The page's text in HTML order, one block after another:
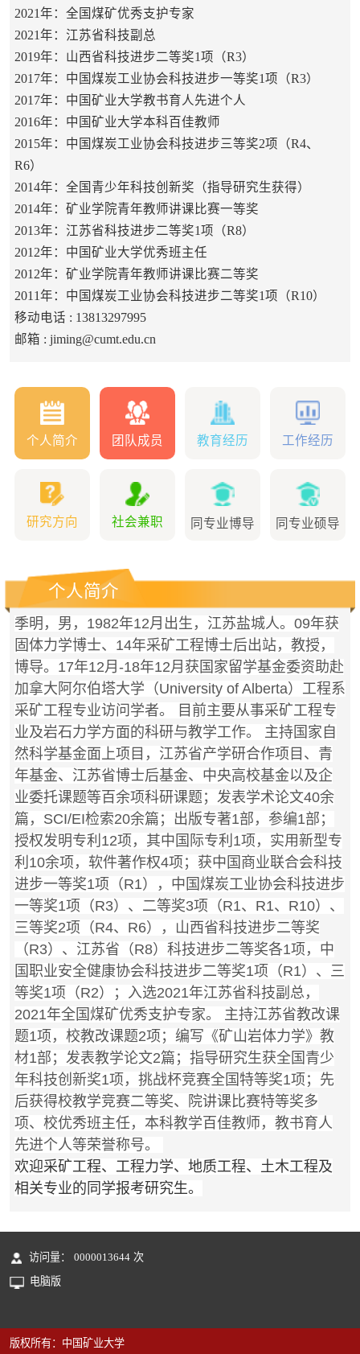
2021年：全国煤矿优秀支护专家
2021年：江苏省科技副总
2019年：山西省科技进步二等奖1项（R3）
2017年：中国煤炭工业协会科技进步一等奖1项（R3）
2017年：中国矿业大学教书育人先进个人
2016年：中国矿业大学本科百佳教师
2015年：中国煤炭工业协会科技进步三等奖2项（R4、
R6）
2014年：全国青少年科技创新奖（指导研究生获得）
2014年：矿业学院青年教师讲课比赛一等奖
2013年：江苏省科技进步二等奖1项（R8）
2012年：中国矿业大学优秀班主任
2012年：矿业学院青年教师讲课比赛二等奖
2011年：中国煤炭工业协会科技进步二等奖1项（R10）
移动电话 : 13813297995
邮箱 : jiming@cumt.edu.cn
个人简介 团队成员 教育经历 工作经历
研究方向 社会兼职 同专业博导 同专业硕导
个人简介
季明，男，1982年12月出生，江苏盐城人。09年获
固体力学博士、14年采矿工程博士后出站，教授，
博导。17年12月-18年12月获国家留学基金委资助赴
加拿大阿尔伯塔大学（University of Alberta）工程系
采矿工程专业访问学者。 目前主要从事采矿工程专
业及岩石力学方面的科研与教学工作。 主持国家自
然科学基金面上项目，江苏省产学研合作项目、青
年基金、江苏省博士后基金、中央高校基金以及企
业委托课题等百余项科研课题；发表学术论文40余
篇，SCI/EI检索20余篇；出版专著1部，参编1部；
授权发明专利12项，其中国际专利1项，实用新型专
利10余项，软件著作权4项；获中国商业联合会科技
进步一等奖1项（R1），中国煤炭工业协会科技进步
一等奖1项（R3）、二等奖3项（R1、R1、R10）、
三等奖2项（R4、R6），山西省科技进步二等奖
（R3）、江苏省（R8）科技进步二等奖各1项，中
国职业安全健康协会科技进步二等奖1项（R1）、三
等奖1项（R2）；入选2021年江苏省科技副总，
2021年全国煤矿优秀支护专家。 主持江苏省教改课
题1项，校教改课题2项；编写《矿山岩体力学》教
材1部；发表教学论文2篇；指导研究生获全国青少
年科技创新奖1项，挑战杯竞赛全国特等奖1项；先
后获得校教学竞赛二等奖、院讲课比赛特等奖多
项、校优秀班主任，本科教学百佳教师，教书育人
先进个人等荣誉称号。
欢迎采矿工程、工程力学、地质工程、土木工程及
相关专业的同学报考研究生。
访问量： 0000013644 次
电脑版
版权所有：中国矿业大学